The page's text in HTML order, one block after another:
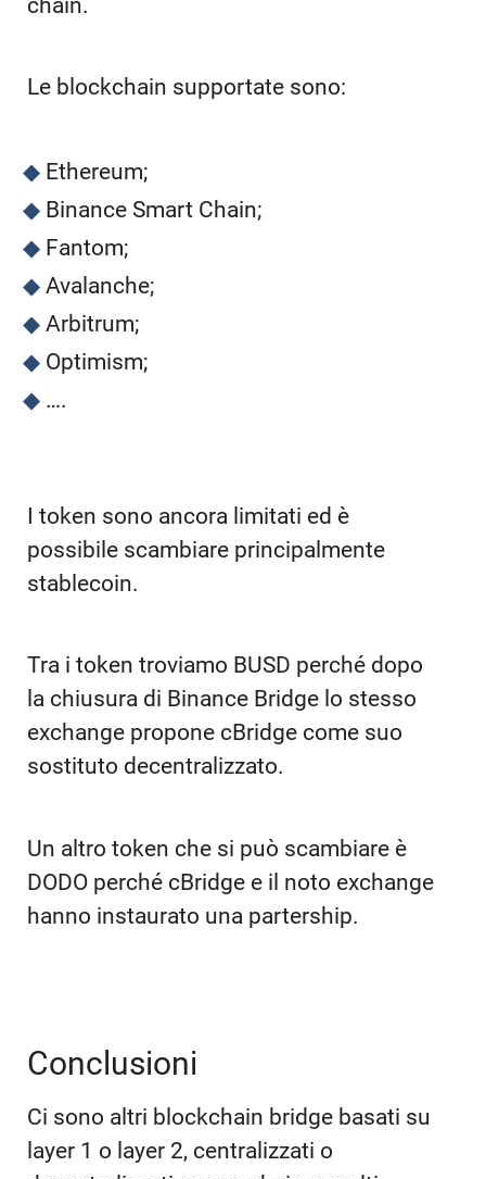
Le blockchain supportate sono:
Ethereum;
Binance Smart Chain;
Fantom;
Avalanche;
Arbitrum;
Optimism;
….
I token sono ancora limitati ed è
possibile scambiare principalmente
stablecoin.
Tra i token troviamo BUSD perché dopo
la chiusura di Binance Bridge lo stesso
exchange propone cBridge come suo
sostituto decentralizzato.
Un altro token che si può scambiare è
DODO perché cBridge e il noto exchange
hanno instaurato una partership.
Conclusioni
Ci sono altri blockchain bridge basati su
layer 1 o layer 2, centralizzati o